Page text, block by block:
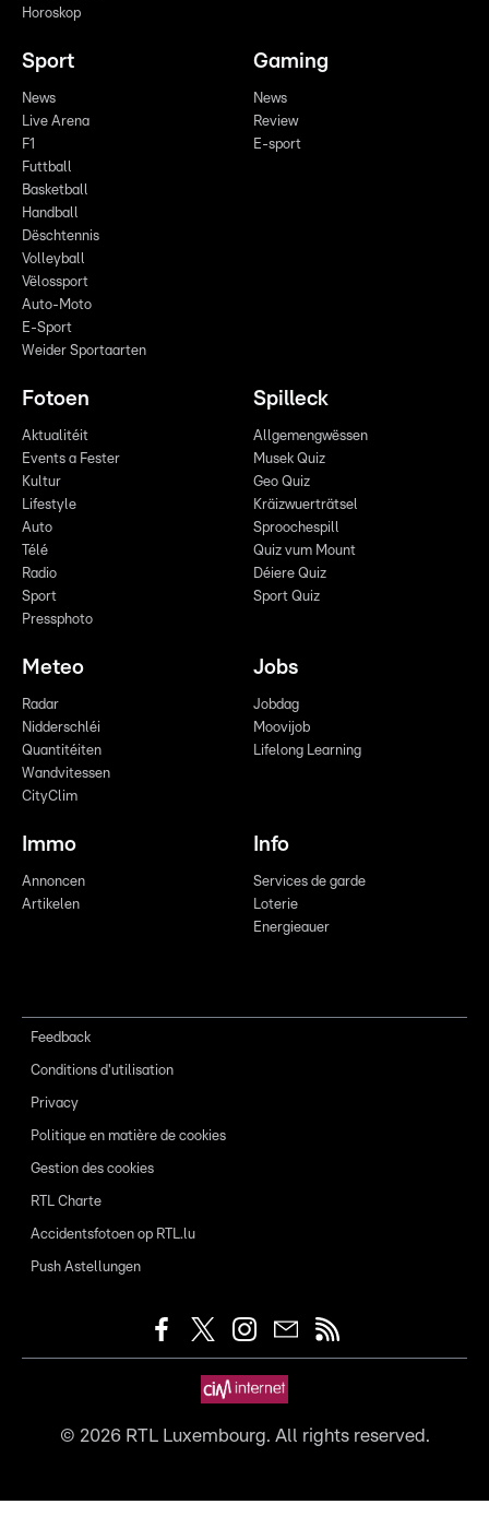
Horoskop
Sport
News
Live Arena
F1
Futtball
Basketball
Handball
Dëschtennis
Volleyball
Vëlossport
Auto-Moto
E-Sport
Weider Sportaarten
Gaming
News
Review
E-sport
Fotoen
Aktualitéit
Events a Fester
Kultur
Lifestyle
Auto
Télé
Radio
Sport
Pressphoto
Spilleck
Allgemengwëssen
Musek Quiz
Geo Quiz
Kräizwuerträtsel
Sproochespill
Quiz vum Mount
Déiere Quiz
Sport Quiz
Meteo
Radar
Nidderschléi
Quantitéiten
Wandvitessen
CityClim
Jobs
Jobdag
Moovijob
Lifelong Learning
Immo
Annoncen
Artikelen
Info
Services de garde
Loterie
Energieauer
Feedback
Conditions d'utilisation
Privacy
Politique en matière de cookies
Gestion des cookies
RTL Charte
Accidentsfotoen op RTL.lu
Push Astellungen
© 2026RTL Luxembourg. All rights reserved.